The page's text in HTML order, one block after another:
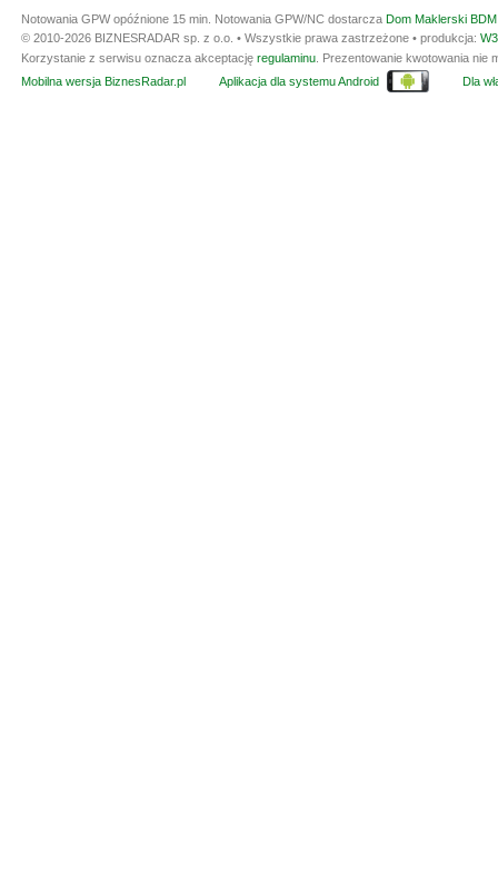
Notowania GPW opóźnione 15 min. Notowania GPW/NC dostarcza Dom Maklerski
© 2010-2026 BIZNESRADAR sp. z o.o. • Wszystkie prawa zastrzeżone • produkcja:
Korzystanie z serwisu oznacza akceptację regulaminu . Prezentowanie kwotowania
Mobilna wersja BiznesRadar.pl
Aplikacja dla systemu Android Dla